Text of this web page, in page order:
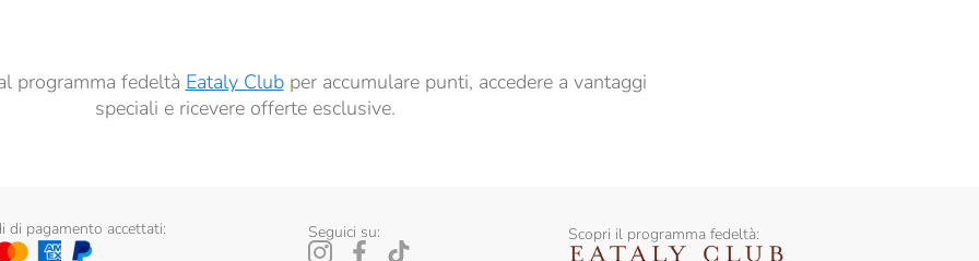
programma fedeltà Eataly Clubper accumulare punti, accedere a vantaggi
speciali e ricevere offerte esclusive.
di pagamento accettati: Seguici su: Scopri il programma fedeltà: